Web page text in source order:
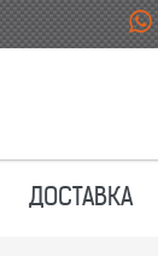
ДОСТАВКА